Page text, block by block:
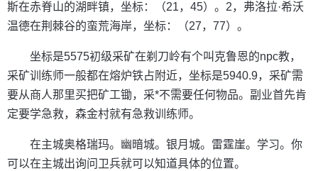
斯在赤脊山的湖畔镇，坐标：（21，45）。2，弗洛拉·希沃
温德在荆棘谷的蛮荒海岸，坐标：（27，77）。
坐标是5575初级采矿在剃刀岭有个叫克鲁恩的npc教，
采矿训练师一般都在熔炉铁占附近，坐标是5940.9，采矿需
要从商人那里买把矿工锄，采*不需要任何物品。副业首先肯
定要学急救，森金村就有急救训练师。
在主城奥格瑞玛。幽暗城。银月城。雷霆崖。学习。你
可以在主城出询问卫兵就可以知道具体的位置。